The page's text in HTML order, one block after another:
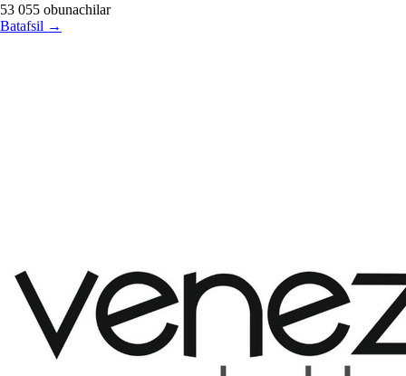
53 055 obunachilar
Batafsil →